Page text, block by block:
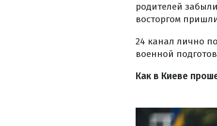
родителей
восторгом
24 канал лично
военной
Как в Киеве